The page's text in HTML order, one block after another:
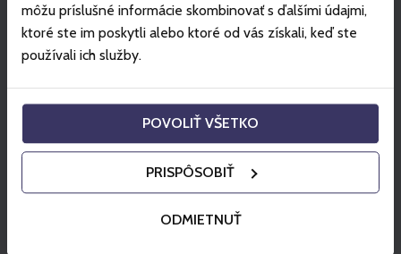
môžu príslušné informácie skombinovať s ďalšími údajmi,
ktoré ste im poskytli alebo ktoré od vás získali, keď ste
používali ich služby.
POVOLIŤ VŠETKO
PRISPÔSOBIŤ
ODMIETNUŤ